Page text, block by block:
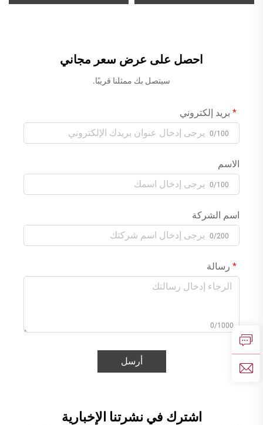
احصل على عرض سعر مجاني
سيتصل بك ممثلنا قريبًا.
بريد إلكتروني
0/100
الاسم
0/100
اسم الشركة
0/200
رسالة
0/1000
أرسل
اشترك في نشرتنا الإخبارية